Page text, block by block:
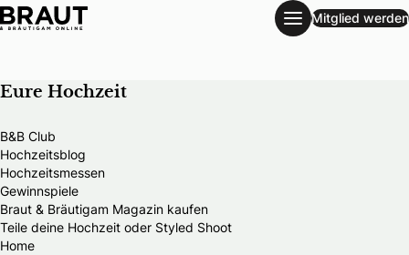
Mitglied werden
Eure Hochzeit
B&B Club
Hochzeitsblog
Hochzeitsmessen
Gewinnspiele
Braut & Bräutigam Magazin kaufen
Teile deine Hochzeit oder Styled Shoot
Home